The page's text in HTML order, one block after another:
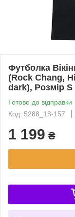
Футболка
(Rock Chang,
dark), Розмір S
Готово до відправки
Код: 5288_18-157
1 199 ₴